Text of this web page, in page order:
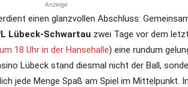
Anzeige
einen glanzvollen Abschluss:
Lübeck-Schwartau zwei Tage vor dem
18 Uhr in der Hansehalle) eine rundum
Lübeck stand diesmal nicht der Ball,
jede Menge Spaß am Spiel im Mittelpunkt.